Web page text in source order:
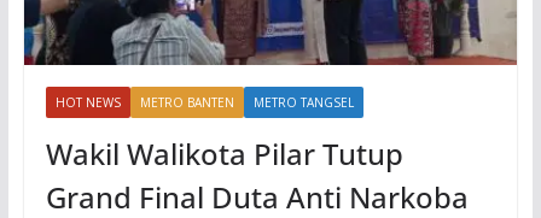
HOT NEWS METRO BANTEN METRO TANGSEL
Wakil Walikota Pilar Tutup
Grand Final Duta Anti Narkoba